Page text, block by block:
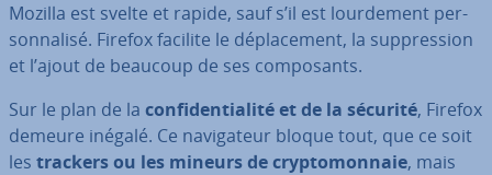
Mozilla est svelte et rapide, sauf s’il est lour­de­ment per­
son­na­lisé. Firefox facilite le dé­pla­ce­ment, la sup­pres­sion
et l’ajout de beaucoup de ses com­po­sants.
Sur le plan de la con­fi­den­tia­lité et de la sécurité, Firefox
demeure inégalé. Ce na­vi­ga­teur bloque tout, que ce soit
les trackers ou les mineurs de cryp­to­mon­naie, mais